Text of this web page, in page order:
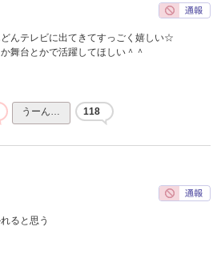
んテレビに出てきてすっごく嬉しい☆
舞台とかで活躍してほしい＾＾
うーん… 118
ると思う